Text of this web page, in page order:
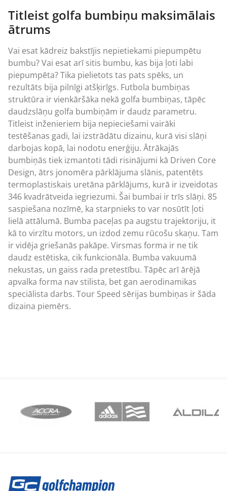
Titleist golfa bumbiņu maksimālais
ātrums
Vai esat kādreiz bakstījis nepietiekami piepumpētu
bumbu? Vai esat arī sitis bumbu, kas bija ļoti labi
piepumpēta? Tika pielietots tas pats spēks, un
rezultāts bija pilnīgi atšķirīgs. Futbola bumbiņas
struktūra ir vienkāršāka nekā golfa bumbiņas, tāpēc
daudzslāņu golfa bumbiņām ir daudz parametru.
Titleist inženieriem bija nepieciešami vairāki
testēšanas gadi, lai izstrādātu dizainu, kurā visi slāņi
darbojas kopā, lai nodotu enerģiju. Ātrākajās
bumbiņās tiek izmantoti tādi risinājumi kā Driven Core
Design, ātrs jonomēra pārklājuma slānis, patentēts
termoplastiskais uretāna pārklājums, kurā ir izveidotas
346 kvadrātveida iegriezumi. Šai bumbai ir trīs slāņi. 85
saspiešana nozīmē, ka starpnieks to var nosūtīt ļoti
lielā attālumā. Bumba paceļas pa augstu trajektoriju, it
kā to virzītu motors, un izdod zemu rūcošu skaņu. Tam
ir vidēja griešanās pakāpe. Virsmas forma ir ne tik
daudz estētiska, cik funkcionāla. Bumba vakuumā
nekustas, un gaiss rada pretestību. Tāpēc arī ārējā
apvalka forma nav stilista, bet gan aerodinamikas
speciālista darbs. Tour Speed sērijas bumbiņas ir šāda
dizaina piemērs.